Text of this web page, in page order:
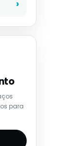
para